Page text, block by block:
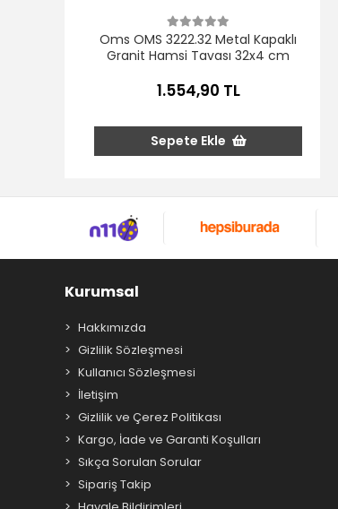
Oms OMS 3222.32 Metal Kapaklı
Granit Hamsi Tavası 32x4 cm
1.554,90 TL
Sepete Ekle
Kurumsal
Hakkımızda
Gizlilik Sözleşmesi
Kullanıcı Sözleşmesi
İletişim
Gizlilik ve Çerez Politikası
Kargo, İade ve Garanti Koşulları
Sıkça Sorulan Sorular
Sipariş Takip